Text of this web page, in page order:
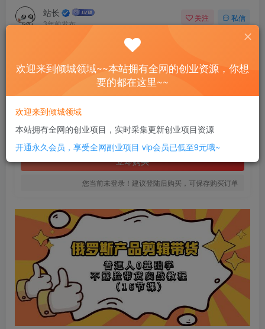
站长
3年前发布
关注 私信
俄罗斯 产品剪辑带货，普通人0基础学不露脸带货实战教程（16节课）
此内容为付费资源，请付费后查看
SVIP全站会员 免费
立即购买
您当前未登录！建议登陆后购买，可保存购买订单
欢迎来到倾城领域~~本站拥有全网的创业资源，你想
要的都在这里~~
欢迎来到倾城领域
本站拥有全网的创业项目，实时采集更新创业项目资源
开通永久会员，享受全网副业项目 vip会员已低至9元哦~